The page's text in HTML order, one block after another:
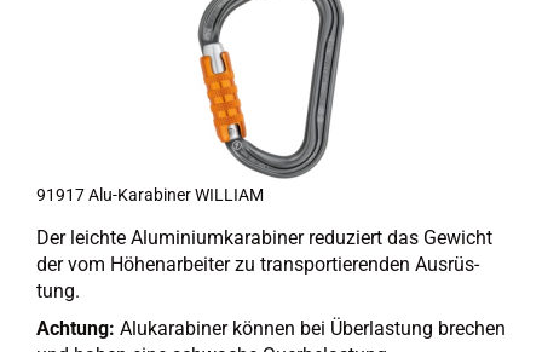
91917 Alu-​Ka­ra­bi­ner WIL­LIAM
Der leich­te Alu­mi­ni­um­ka­ra­bi­ner re­du­ziert das Ge­wicht
der vom Hö­hen­ar­bei­ter zu trans­por­tie­ren­den Aus­rüs­
tung.
Ach­tung: Alu­ka­ra­bi­ner kön­nen bei Über­las­tung bre­chen